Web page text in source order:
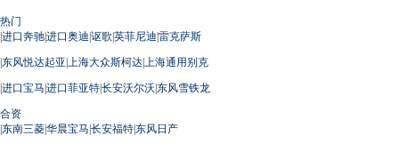
热门
|进口奔驰|进口奥迪|讴歌|英菲尼迪|雷克萨斯
|东风悦达起亚| 上海大众斯柯达| 上海通用别克
|进口宝马|进口菲亚特|长安沃尔沃|东风雪铁龙
合资
|东南三菱|华晨宝马|长安福特|东风日产